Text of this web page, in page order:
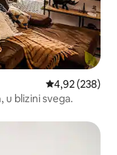
Prosječna
4,92 (238)
u blizini svega.
gosti”